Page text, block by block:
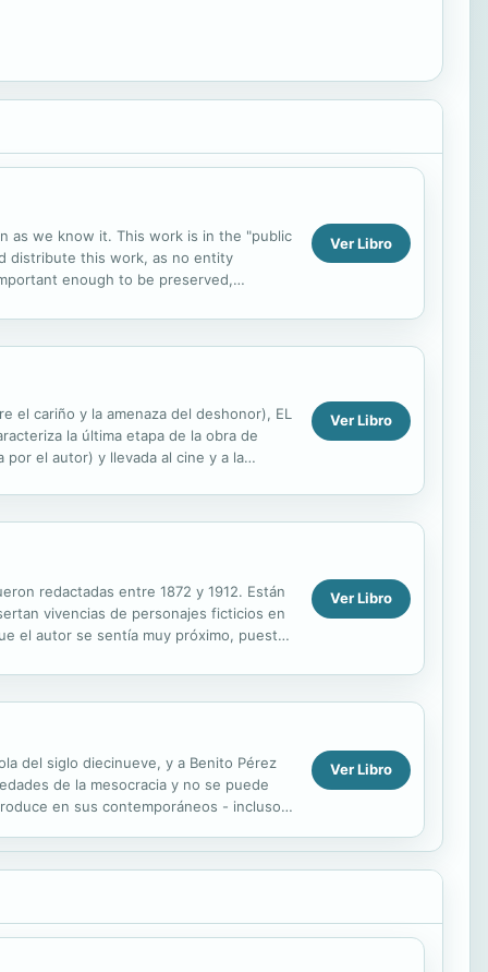
as we know it. This work is in the "public
distribute this work, as no entity
enough to be preserved,
Ver Libro
el cariño y la amenaza del deshonor), EL
la última etapa de la obra de
por el autor) y llevada al cine y a la
Ver Libro
redactadas entre 1872 y 1912. Están
vivencias de personajes ficticios en
el autor se sentía muy próximo, puesto
Ver Libro
del siglo diecinueve, y a Benito Pérez
de la mesocracia y no se puede
en sus contemporáneos - incluso
Ver Libro